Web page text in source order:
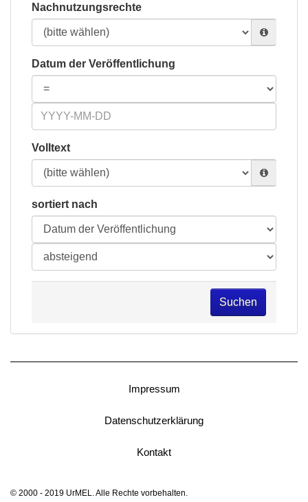
Nachnutzungsrechte
Datum der Veröffentlichung
Volltext
sortiert nach
Suchen
Impressum
Datenschutzerklärung
Kontakt
© 2000 - 2019 UrMEL. Alle Rechte vorbehalten.